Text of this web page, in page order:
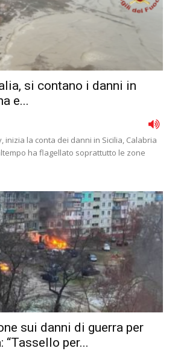
si contano i danni in
e...
inizia la conta dei danni in Sicilia, Calabria
ha flagellato soprattutto le zone
sui danni di guerra per
“Tassello per...